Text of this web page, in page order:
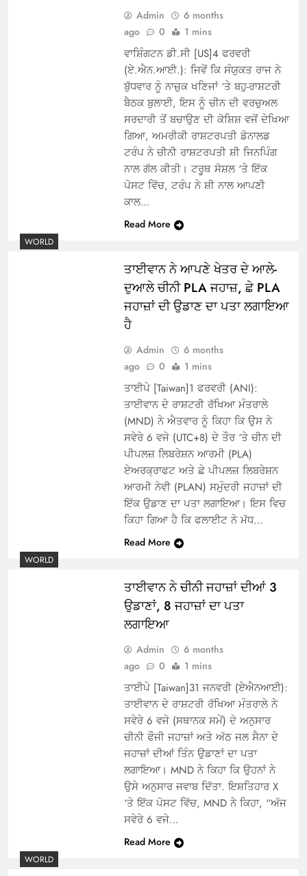
Admin
6 months
ago
0 1 mins
ਵਾਸ਼ਿੰਗਟਨ ਡੀ.ਸੀ [US]4 ਫਰਵਰੀ
(ਏ.ਐਨ.ਆਈ.): ਜਿਵੇਂ ਕਿ ਸੰਯੁਕਤ ਰਾਜ ਨੇ
ਬੁੱਧਵਾਰ ਨੂੰ ਨਾਜ਼ੁਕ ਖਣਿਜਾਂ ‘ਤੇ ਬਹੁ-ਰਾਸ਼ਟਰੀ
ਬੈਠਕ ਬੁਲਾਈ, ਇਸ ਨੂੰ ਚੀਨ ਦੀ ਵਰਚੁਅਲ
ਸਰਦਾਰੀ ਤੋਂ ਬਚਾਉਣ ਦੀ ਕੋਸ਼ਿਸ਼ ਵਜੋਂ ਦੇਖਿਆ
ਗਿਆ, ਅਮਰੀਕੀ ਰਾਸ਼ਟਰਪਤੀ ਡੋਨਾਲਡ
ਟਰੰਪ ਨੇ ਚੀਨੀ ਰਾਸ਼ਟਰਪਤੀ ਸ਼ੀ ਜਿਨਪਿੰਗ
ਨਾਲ ਗੱਲ ਕੀਤੀ। ਟਰੂਥ ਸੋਸ਼ਲ ‘ਤੇ ਇੱਕ
ਪੋਸਟ ਵਿੱਚ, ਟਰੰਪ ਨੇ ਸ਼ੀ ਨਾਲ ਆਪਣੀ
ਕਾਲ…
Read More
WORLD
ਤਾਈਵਾਨ ਨੇ ਆਪਣੇ ਖੇਤਰ ਦੇ ਆਲੇ-
ਦੁਆਲੇ ਚੀਨੀ PLA ਜਹਾਜ਼, ਛੇ PLA
ਜਹਾਜ਼ਾਂ ਦੀ ਉਡਾਣ ਦਾ ਪਤਾ ਲਗਾਇਆ
ਹੈ
Admin
6 months
ago
0 1 mins
ਤਾਈਪੇ [Taiwan]1 ਫਰਵਰੀ (ANI):
ਤਾਈਵਾਨ ਦੇ ਰਾਸ਼ਟਰੀ ਰੱਖਿਆ ਮੰਤਰਾਲੇ
(MND) ਨੇ ਐਤਵਾਰ ਨੂੰ ਕਿਹਾ ਕਿ ਉਸ ਨੇ
ਸਵੇਰੇ 6 ਵਜੇ (UTC+8) ਦੇ ਤੌਰ ‘ਤੇ ਚੀਨ ਦੀ
ਪੀਪਲਜ਼ ਲਿਬਰੇਸ਼ਨ ਆਰਮੀ (PLA)
ਏਅਰਕ੍ਰਾਫਟ ਅਤੇ ਛੇ ਪੀਪਲਜ਼ ਲਿਬਰੇਸ਼ਨ
ਆਰਮੀ ਨੇਵੀ (PLAN) ਸਮੁੰਦਰੀ ਜਹਾਜ਼ਾਂ ਦੀ
ਇੱਕ ਉਡਾਣ ਦਾ ਪਤਾ ਲਗਾਇਆ। ਇਸ ਵਿਚ
ਕਿਹਾ ਗਿਆ ਹੈ ਕਿ ਫਲਾਈਟ ਨੇ ਮੱਧ…
Read More
WORLD
ਤਾਈਵਾਨ ਨੇ ਚੀਨੀ ਜਹਾਜ਼ਾਂ ਦੀਆਂ 3
ਉਡਾਣਾਂ, 8 ਜਹਾਜ਼ਾਂ ਦਾ ਪਤਾ
ਲਗਾਇਆ
Admin
6 months
ago
0 1 mins
ਤਾਈਪੇ [Taiwan]31 ਜਨਵਰੀ (ਏਐਨਆਈ):
ਤਾਈਵਾਨ ਦੇ ਰਾਸ਼ਟਰੀ ਰੱਖਿਆ ਮੰਤਰਾਲੇ ਨੇ
ਸਵੇਰੇ 6 ਵਜੇ (ਸਥਾਨਕ ਸਮੇਂ) ਦੇ ਅਨੁਸਾਰ
ਚੀਨੀ ਫੌਜੀ ਜਹਾਜ਼ਾਂ ਅਤੇ ਅੱਠ ਜਲ ਸੈਨਾ ਦੇ
ਜਹਾਜ਼ਾਂ ਦੀਆਂ ਤਿੰਨ ਉਡਾਣਾਂ ਦਾ ਪਤਾ
ਲਗਾਇਆ। MND ਨੇ ਕਿਹਾ ਕਿ ਉਹਨਾਂ ਨੇ
ਉਸੇ ਅਨੁਸਾਰ ਜਵਾਬ ਦਿੱਤਾ. ਇਸ਼ਤਿਹਾਰ X
‘ਤੇ ਇੱਕ ਪੋਸਟ ਵਿੱਚ, MND ਨੇ ਕਿਹਾ, “ਅੱਜ
ਸਵੇਰੇ 6 ਵਜੇ…
Read More
WORLD